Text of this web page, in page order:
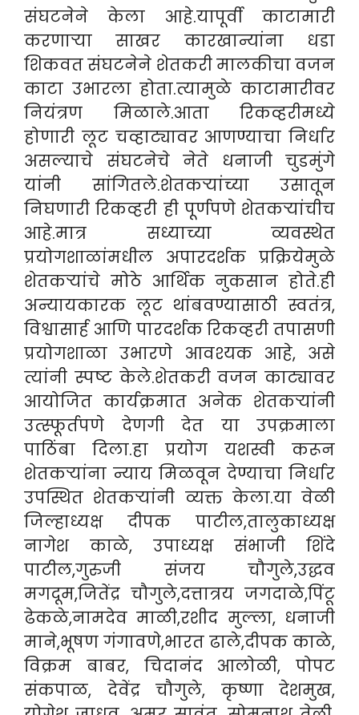
संघटनेने केला आहे.यापूर्वी काटामारी
करणाऱ्या साखर कारखान्यांना धडा
शिकवत संघटनेने शेतकरी मालकीचा वजन
काटा उभारला होता.त्यामुळे काटामारीवर
नियंत्रण मिळाले.आता रिकव्हरीमध्ये
होणारी लूट चव्हाट्यावर आणण्याचा निर्धार
असल्याचे संघटनेचे नेते धनाजी चुडमुंगे
यांनी सांगितले.शेतकऱ्यांच्या उसातून
निघणारी रिकव्हरी ही पूर्णपणे शेतकऱ्यांचीच
आहे.मात्र सध्याच्या व्यवस्थेत
प्रयोगशाळांमधील अपारदर्शक प्रक्रियेमुळे
शेतकऱ्यांचे मोठे आर्थिक नुकसान होते.ही
अन्यायकारक लूट थांबवण्यासाठी स्वतंत्र,
विश्वासार्ह आणि पारदर्शक रिकव्हरी तपासणी
प्रयोगशाळा उभारणे आवश्यक आहे, असे
त्यांनी स्पष्ट केले.शेतकरी वजन काट्यावर
आयोजित कार्यक्रमात अनेक शेतकऱ्यांनी
उत्स्फूर्तपणे देणगी देत या उपक्रमाला
पाठिंबा दिला.हा प्रयोग यशस्वी करून
शेतकऱ्यांना न्याय मिळवून देण्याचा निर्धार
उपस्थित शेतकऱ्यांनी व्यक्त केला.या वेळी
जिल्हाध्यक्ष दीपक पाटील,तालुकाध्यक्ष
नागेश काळे, उपाध्यक्ष संभाजी शिंदे
पाटील,गुरुजी संजय चौगुले,उद्धव
मगदूम,जितेंद्र चौगुले,दत्तात्रय जगदाळे,पिंटू
ढेकळे,नामदेव माळी,रशीद मुल्ला, धनाजी
माने,भूषण गंगावणे,भारत ढाले,दीपक काळे,
विक्रम बाबर, चिदानंद आलोळी, पोपट
संकपाळ, देवेंद्र चौगुले, कृष्णा देशमुख,